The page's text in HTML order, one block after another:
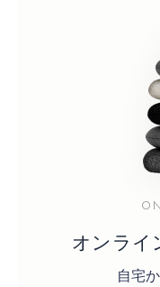
オンライ
自宅